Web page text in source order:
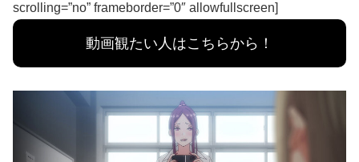
scrolling=”no” frameborder=”0″ allowfullscreen]
動画観たい人はこちらから！